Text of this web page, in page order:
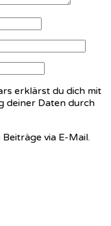
erklärst du dich mit
deiner Daten durch
via E-Mail.